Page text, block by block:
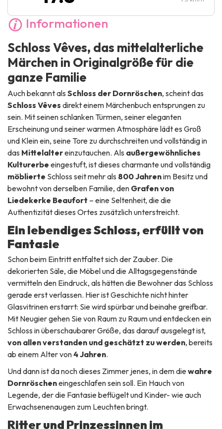
Informationen
Schloss Vêves, das mittelalterliche
Märchen in Originalgröße für die
ganze Familie
Auch bekannt als Schloss der Dornröschen, scheint das
Schloss Vêves direkt einem Märchenbuch entsprungen zu
sein. Mit seinen schlanken Türmen, seiner eleganten
Erscheinung und seiner warmen Atmosphäre lädt es Groß
und Klein ein, seine Tore zu durchschreiten und vollständig in
das Mittelaltereinzutauchen. Als außergewöhnliches
Kulturerbe eingestuft, ist dieses charmante und vollständig
möblierte Schloss seit mehr als 800 Jahrenim Besitz und
bewohnt von derselben Familie, den Grafen von
Liedekerke Beaufort – eine Seltenheit, die die
Authentizität dieses Ortes zusätzlich unterstreicht.
Ein lebendiges Schloss, erfüllt von
Fantasie
Schon beim Eintritt entfaltet sich der Zauber. Die
dekorierten Säle, die Möbel und die Alltagsgegenstände
vermitteln den Eindruck, als hätten die Bewohner das Schloss
gerade erst verlassen. Hier ist Geschichte nicht hinter
Glasvitrinen erstarrt: Sie wird spürbar und beinahe greifbar.
Mit Neugier gehen Sie von Raum zu Raum und entdecken ein
Schloss in überschaubarer Größe, das darauf ausgelegt ist,
von allen verstanden und geschätzt zu werden, bereits
ab einem Alter von4 Jahren.
Und dann ist da noch dieses Zimmer jenes, in dem diewahre
Dornröscheneingeschlafen sein soll. Ein Hauch von
Legende, der die Fantasie beflügelt und Kinder- wie auch
Erwachsenenaugen zum Leuchten bringt.
Ritter und Prinzessinnen im